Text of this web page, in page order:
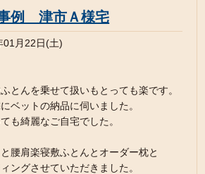
例 津市Ａ様宅
01月22日(土)
とんを乗せて扱いもとっても楽です。
ベットの納品に伺いました。
も綺麗なご自宅でした。
腰肩楽寝敷ふとんとオーダー枕と
ングさせていただきました。